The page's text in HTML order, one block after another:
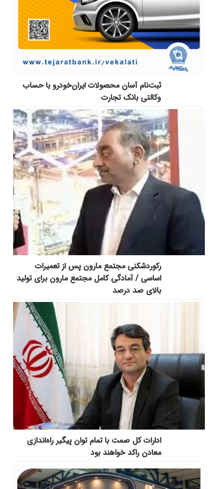
ثبت‌نام آسان محصولات ایران‌خودرو با حساب
وکالتی بانک تجارت
رکوردشکنی مجتمع مارون پس از تعمیرات
اساسی / آمادگی کامل مجتمع مارون برای تولید
بالای صد درصد
ادارات کل صمت با تمام توان پیگیر راه‌اندازی
معادن راکد خواهند بود